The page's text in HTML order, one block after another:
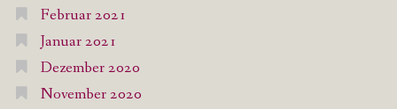
Februar 2021
Januar 2021
Dezember 2020
November 2020